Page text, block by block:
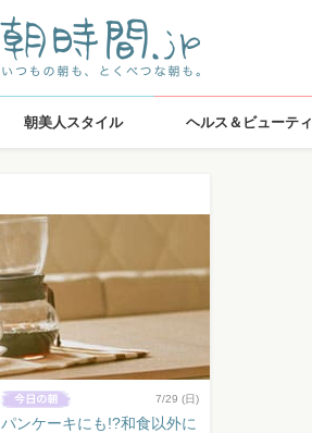
朝美人スタイル ヘルス＆ビューティ
7/29 (日)
パンケーキにも!?和食以外に